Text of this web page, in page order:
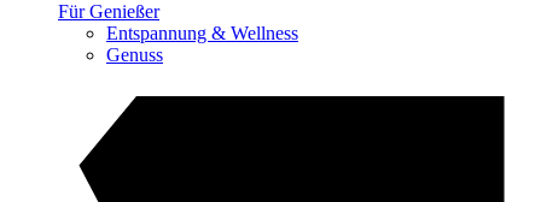
Für Genießer
Entspannung & Wellness
Genuss